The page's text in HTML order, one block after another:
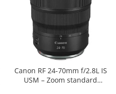
Canon RF 24-70mm f/2.8L IS
USM – Zoom standard